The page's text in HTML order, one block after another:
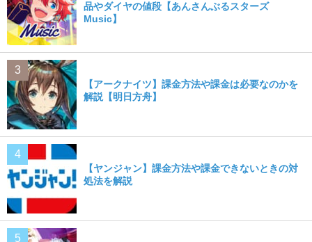
品やダイヤの値段【あんさんぶるスターズ
Music】
【アークナイツ】課金方法や課金は必要なのかを
解説【明日方舟】
【ヤンジャン】課金方法や課金できないときの対
処法を解説